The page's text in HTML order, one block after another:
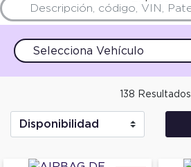
Selecciona Vehículo
138 Resultados